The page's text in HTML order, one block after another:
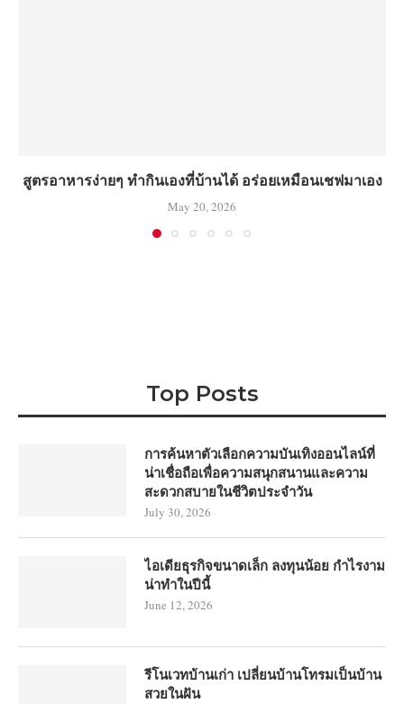
สูตรอาหารง่ายๆ ทำกินเองที่บ้านได้ อร่อยเหมือนเชฟมาเอง
May 20, 2026
Top Posts
การค้นหาตัวเลือกความบันเทิงออนไลน์ที่
น่าเชื่อถือเพื่อความสนุกสนานและความ
สะดวกสบายในชีวิตประจำวัน
July 30, 2026
ไอเดียธุรกิจขนาดเล็ก ลงทุนน้อย กำไรงาม
น่าทำในปีนี้
June 12, 2026
รีโนเวทบ้านเก่า เปลี่ยนบ้านโทรมเป็นบ้าน
สวยในฝัน